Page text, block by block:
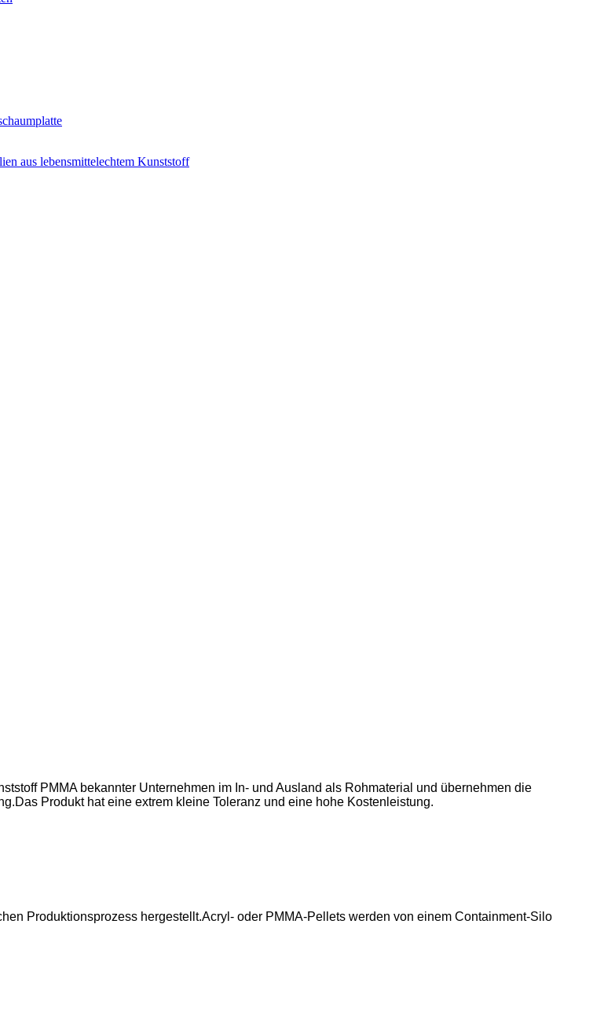
PMMA bekannter Unternehmen im In- und Ausland als Rohmaterial und übernehmen die
Produkt hat eine extrem kleine Toleranz und eine hohe Kostenleistung.
Produktionsprozess hergestellt.Acryl- oder PMMA-Pellets werden von einem Containment-Silo